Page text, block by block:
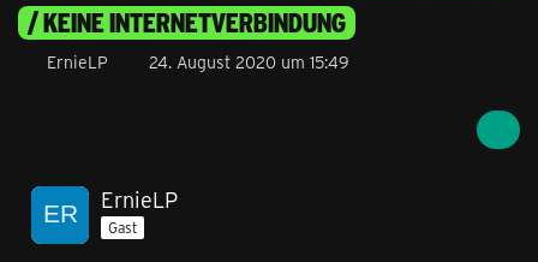
/ KEINE INTERNETVERBINDUNG
ErnieLP 24. August 2020 um 15:49
ErnieLP
Gast